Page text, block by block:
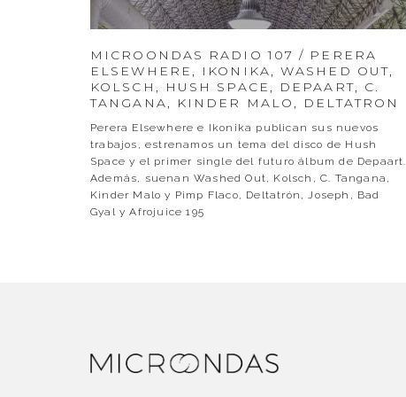
MICROONDAS RADIO 107 / PERERA
ELSEWHERE, IKONIKA, WASHED OUT,
KOLSCH, HUSH SPACE, DEPAART, C.
TANGANA, KINDER MALO, DELTATRON
Perera Elsewhere e Ikonika publican sus nuevos
trabajos, estrenamos un tema del disco de Hush
Space y el primer single del futuro álbum de Depaart.
Además, suenan Washed Out, Kolsch, C. Tangana,
Kinder Malo y Pimp Flaco, Deltatrón, Joseph, Bad
Gyal y Afrojuice 195